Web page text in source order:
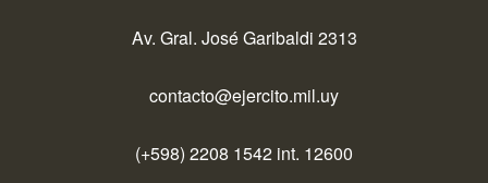
Av. Gral. José Garibaldi 2313
contacto@ejercito.mil.uy
(+598) 2208 1542 int. 12600